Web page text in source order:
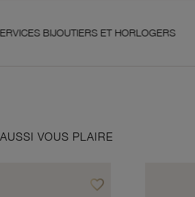
BIJOUTIERS ET HORLOGERS
VOUS PLAIRE
favorite_borderAjouter à vos favoris